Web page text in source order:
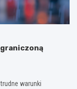
warunki